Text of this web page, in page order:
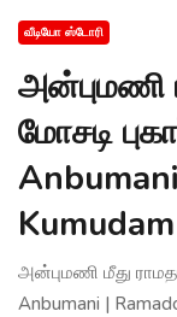
வீடியோ ஸ்டோரி
அன்புமணி
மோசடி
அன்புமணி மீது
Anbumani |